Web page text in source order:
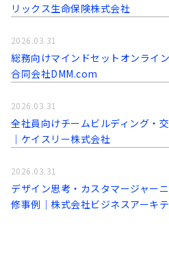
リックス生命保険株式会社
総務向けマインドセットオンライ
合同会社DMM.com
2026.03.31
全社員向けチームビルディング・
│ケイスリー株式会社
2026.03.31
デザイン思考・カスタマージャー
修事例│株式会社ビジネスアーキ
2026.03.31